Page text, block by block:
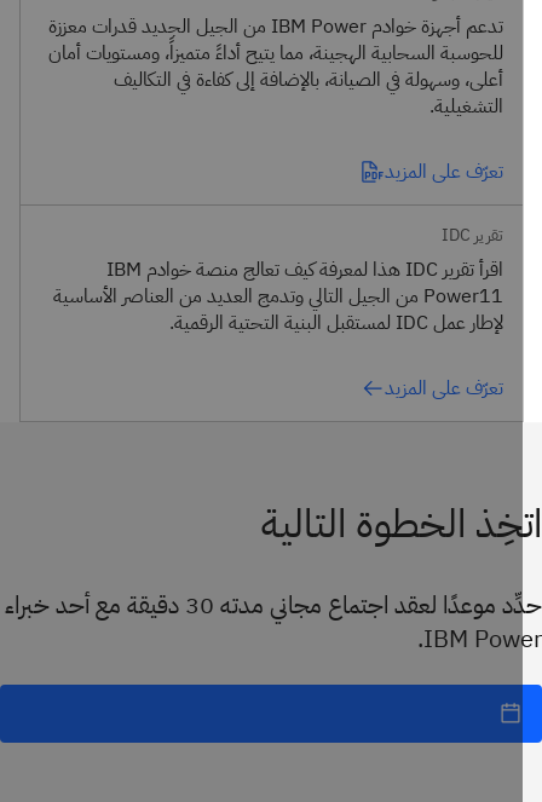
تدعم أجهزة خوادم IBM Power من الجيل الجديد قدرات معززة
للحوسبة السحابية الهجينة، مما يتيح أداءً متميزاً، ومستويات أمان
أعلى، وسهولة في الصيانة، بالإضافة إلى كفاءة في التكاليف
التشغيلية.
تعرّف على المزيد
تقرير IDC
اقرأ تقرير IDC هذا لمعرفة كيف تعالج منصة خوادم IBM
Power11 من الجيل التالي وتدمج العديد من العناصر الأساسية
لإطار عمل IDC لمستقبل البنية التحتية الرقمية.
تعرّف على المزيد
الخطوة التالية
حدِّد موعدًا لعقد اجتماع مجاني مدته 30 دقيقة مع أحد خبراء
IBM